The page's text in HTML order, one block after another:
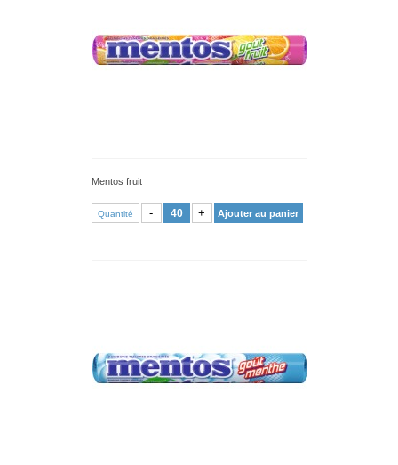
Mentos fruit
Quantité - + Ajouter au panier